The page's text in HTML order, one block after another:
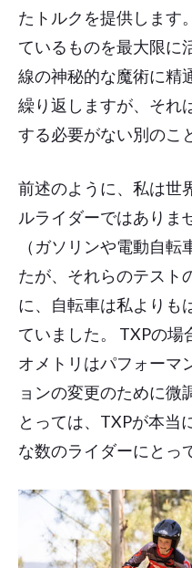
たトルクを提供します
ているものを最大限に
線の神秘的な魔術に精
繰り返しますが、それ
する必要がない別のこ
前述のように、私は世
ルライダーではありま
（ガソリンや電動自
たが、それらのテスト
に、自転車は私よりも
ていました。 TXPの
オメトリはパフォーマ
ョンの変更のために微
とっては、TXPが本当
な数のライダーにとっ